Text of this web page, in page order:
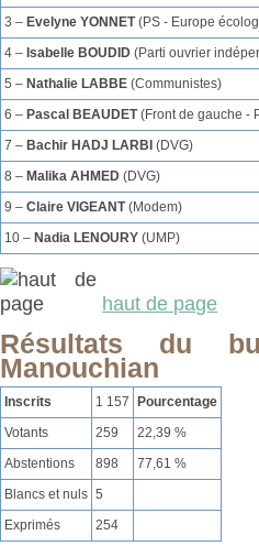
3 –Evelyne YONNET(PS - Europe
4 –Isabelle BOUDID (Parti ouvrier
5 –Nathalie LABBE (Communistes)
6 –Pascal BEAUDET(Front de gauche -
7 –Bachir HADJ LARBI (DVG)
8 –Malika AHMED (DVG)
9 –Claire VIGEANT(Modem)
10 –Nadia LENOURY (UMP)
haut de page
Résultats du
Manouchian
Inscrits 1 157
Pourcentage
Votants
259
22,39 %
Abstentions
898
77,61 %
Blancs et nuls 5
Exprimés
254